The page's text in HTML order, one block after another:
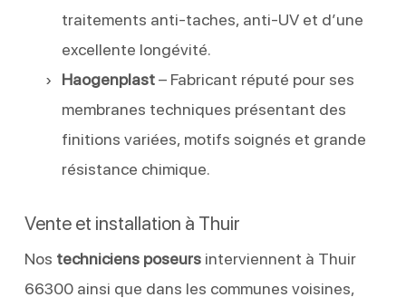
traitements anti-taches, anti-UV et d’une
excellente longévité.
Haogenplast– Fabricant réputé pour ses
membranes techniques présentant des
finitions variées, motifs soignés et grande
résistance chimique.
Vente et installation à Thuir
Nos techniciens poseursinterviennent à Thuir
66300 ainsi que dans les communes voisines,